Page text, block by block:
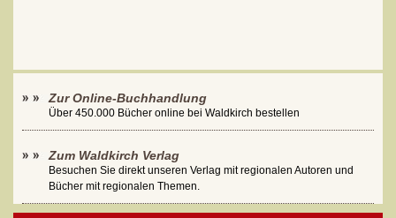
Zur Online-Buchhandlung
Über 450.000 Bücher online bei Waldkirch bestellen
Zum Waldkirch Verlag
Besuchen Sie direkt unseren Verlag mit regionalen Autoren und
Bücher mit regionalen Themen.